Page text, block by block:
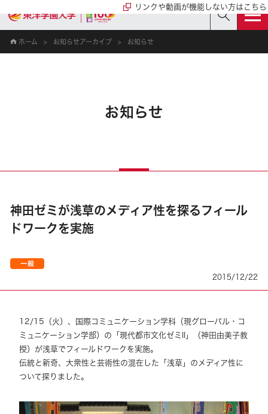
ホーム お知らせアーカイブ お知らせ
お知らせ
神田ゼミが浅草のメディア性を探るフィール
ドワークを実施
2015/12/22
リンクや動画が機能しない方はこちら
12/15（火）、国際コミュニケーション学科（現グローバル・コ
ミュニケーション学部）の「現代都市文化ゼミII」（神田由美子教
授）が浅草でフィールドワークを実施。
伝統と新奇、大衆性と芸術性の混在した「浅草」のメディア性に
ついて探りました。